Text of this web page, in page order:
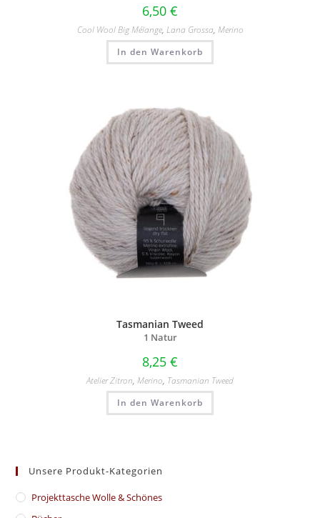
6,50 €
Cool Wool Big Mélange, Lana Grossa, Merino
In den Warenkorb
Tasmanian Tweed
1 Natur
8,25 €
Atelier Zitron, Merino, Tasmanian Tweed
In den Warenkorb
Unsere Produkt-Kategorien
​Projekttasche Wolle & Schönes